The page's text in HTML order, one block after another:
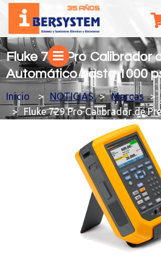
Fluke 729 Pro Calibrador
Automático hasta 1000
You are here:NOTICIAS Marcas
Fluke 729 Pro Calibrador de